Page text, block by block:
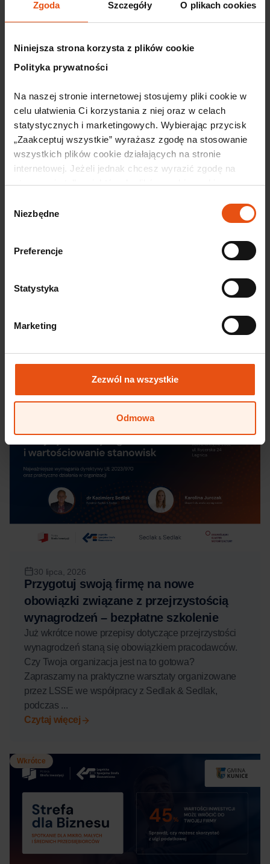
Zgoda Szczegóły O plikach cookies
Niniejsza strona korzysta z plików cookie
Polityka prywatności
Na naszej stronie internetowej stosujemy pliki cookie w
celu ułatwienia Ci korzystania z niej oraz w celach
statystycznych i marketingowych. Wybierając przycisk
„Zaakceptuj wszystkie” wyrażasz zgodę na stosowanie
wszystkich plików cookie działających na stronie
internetowej. Jeżeli jednak chcesz wyrazić zgodę na
stosowanie tylko niektórych plików cookie, wybierz
Szczegółowe informacje o przetwarzaniu Twoich danych
Polityce prywatności.
zgody
Niezbędne
Preferencje
Statystyka
Marketing
Zezwól na wszystkie
Odmowa
Polecane artykuły
partnerem 12. edycji konferencji TOP
TOP automotive od lat należy do najważniejszych
spotkań liderów rynku, producentów, dostawców,
ekspertów jakości, zakupów, produkcji i rozwoju
do ...
30 lipca, 2026
Przygotuj swoją firmę na nowe
obowiązki związane z przejrzystością
wynagrodzeń – bezpłatne szkolenie
Już wkrótce nowe przepisy dotyczące przejrzystości
wynagrodzeń staną się obowiązkiem pracodawców.
Czy Twoja organizacja jest na to gotowa?
Zapraszamy na praktyczne warsztaty organizowane
przez LSSE we współpracy z Sedlak & Sedlak,
podczas ...
Czytaj więcej
Wkrótce